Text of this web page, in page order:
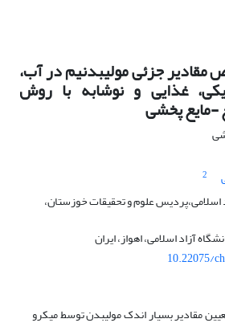
جزئی مولیبدنیم در آب،
غذایی و نوشابه با روش
-مایع پخشی
2
اسلامی،پردیس علوم و تحقیقات خوزستان،
آزاد اسلامی، اهواز، ایران
10.22075/
مقادیر بسیار اندک مولیبدن توسط میکرو